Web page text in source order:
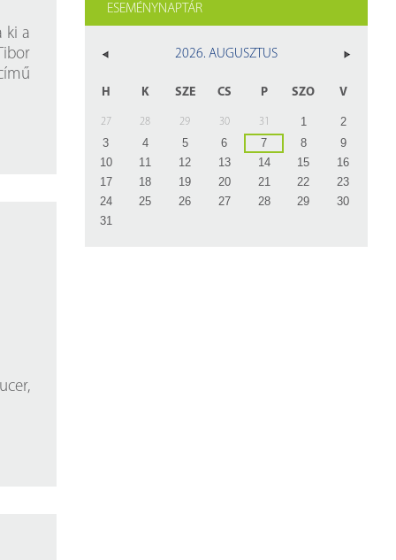
ki a
ESEMÉNYNAPTÁR
2026. AUGUSZTUS
H K SZE CS P SZO V
27 28 29 30 31 1
2
3
4 5 6 7 8
9
10
11 12 13 14 15
16
17
18 19 20 21 22
23
24
25 26 27 28 29
30
31